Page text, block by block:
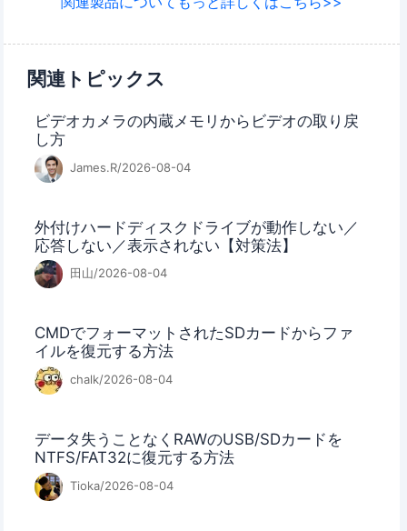
関連トピックス
ビデオカメラの内蔵メモリからビデオの取り戻
し方
James.R/2026-08-04
外付けハードディスクドライブが動作しない／
応答しない／表示されない【対策法】
田山/2026-08-04
CMDでフォーマットされたSDカードからファ
イルを復元する方法
chalk/2026-08-04
データ失うことなくRAWのUSB/SDカードを
NTFS/FAT32に復元する方法
Tioka/2026-08-04